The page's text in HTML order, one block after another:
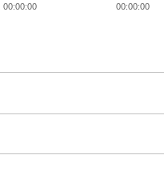
00:00:00
00:00:00